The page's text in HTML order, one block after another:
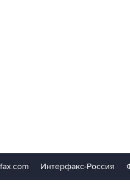
Интерфакс-Россия